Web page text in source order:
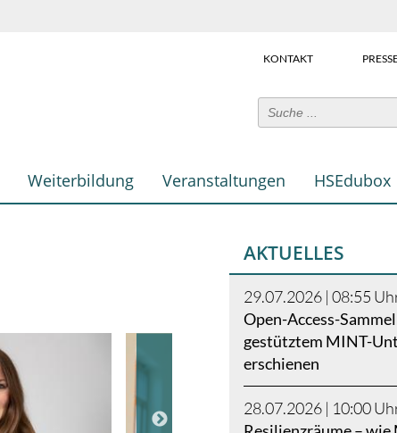
User-
(Über
Suchfeld)
KONTAKT
Weiterbildung Veranstaltungen HSEdubox
AKTUELLES
29.07.2026 | 08:55
Open-Access-
gestütztem MINT-
erschienen
28.07.2026 | 10:00